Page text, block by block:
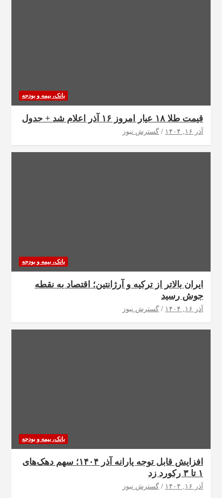
بانک، بیمه و بودجه
قیمت طلا ۱۸ عیار امروز ۱۶ آذر اعلام شد + جدول
آذر ۱۶, ۱۴۰۴ گسترش نیوز
بانک، بیمه و بودجه
ایران بالاتر از ترکیه و آرژانتین؛ اقتصاد به نقطه
جوش رسید
آذر ۱۶, ۱۴۰۴ گسترش نیوز
بانک، بیمه و بودجه
افزایش قابل توجه یارانه آذر ۱۴۰۴؛ سهم دهک‌های
۱ تا ۳ رکورد زد
آذر ۱۶, ۱۴۰۴ گسترش نیوز